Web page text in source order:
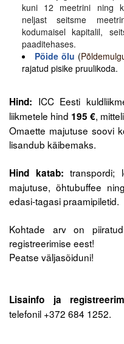
kuni 12 meetrini ning
neljast seitsme
kodumaisel kapitalil,
paaditehases.
Pöide õlu (
rajatud pisike pruulikoda.
Hind: ICC Eesti
liikmetele hind 195 €,
Omaette majutuse soovi
lisandub käibemaks.
Hind katab: transpordi;
majutuse, õhtubuffee
edasi-tagasi praamipiletid.
Kohtade arv on
registreerimise eest!
Peatse väljasõiduni!
Lisainfo ja
telefonil +372 684 1252.